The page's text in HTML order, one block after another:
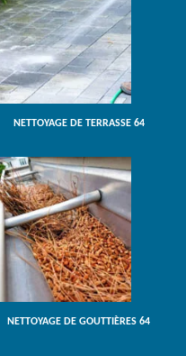
NETTOYAGE DE TERRASSE 64
NETTOYAGE DE GOUTTIÈRES 64